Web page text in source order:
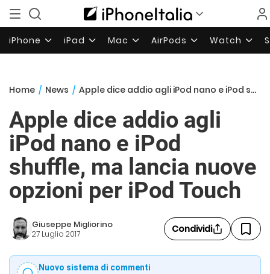
iPhone iPad Mac AirPods Watch
Home / News / Apple dice addio agli iPod nano e iPod shuffle, ma lancia nuove opzioni per iPod Touch
Apple dice addio agli
iPod nano e iPod
shuffle, ma lancia nuove
opzioni per iPod Touch
Giuseppe Migliorino
27 Luglio 2017 Condividi
Nuovo sistema di commenti